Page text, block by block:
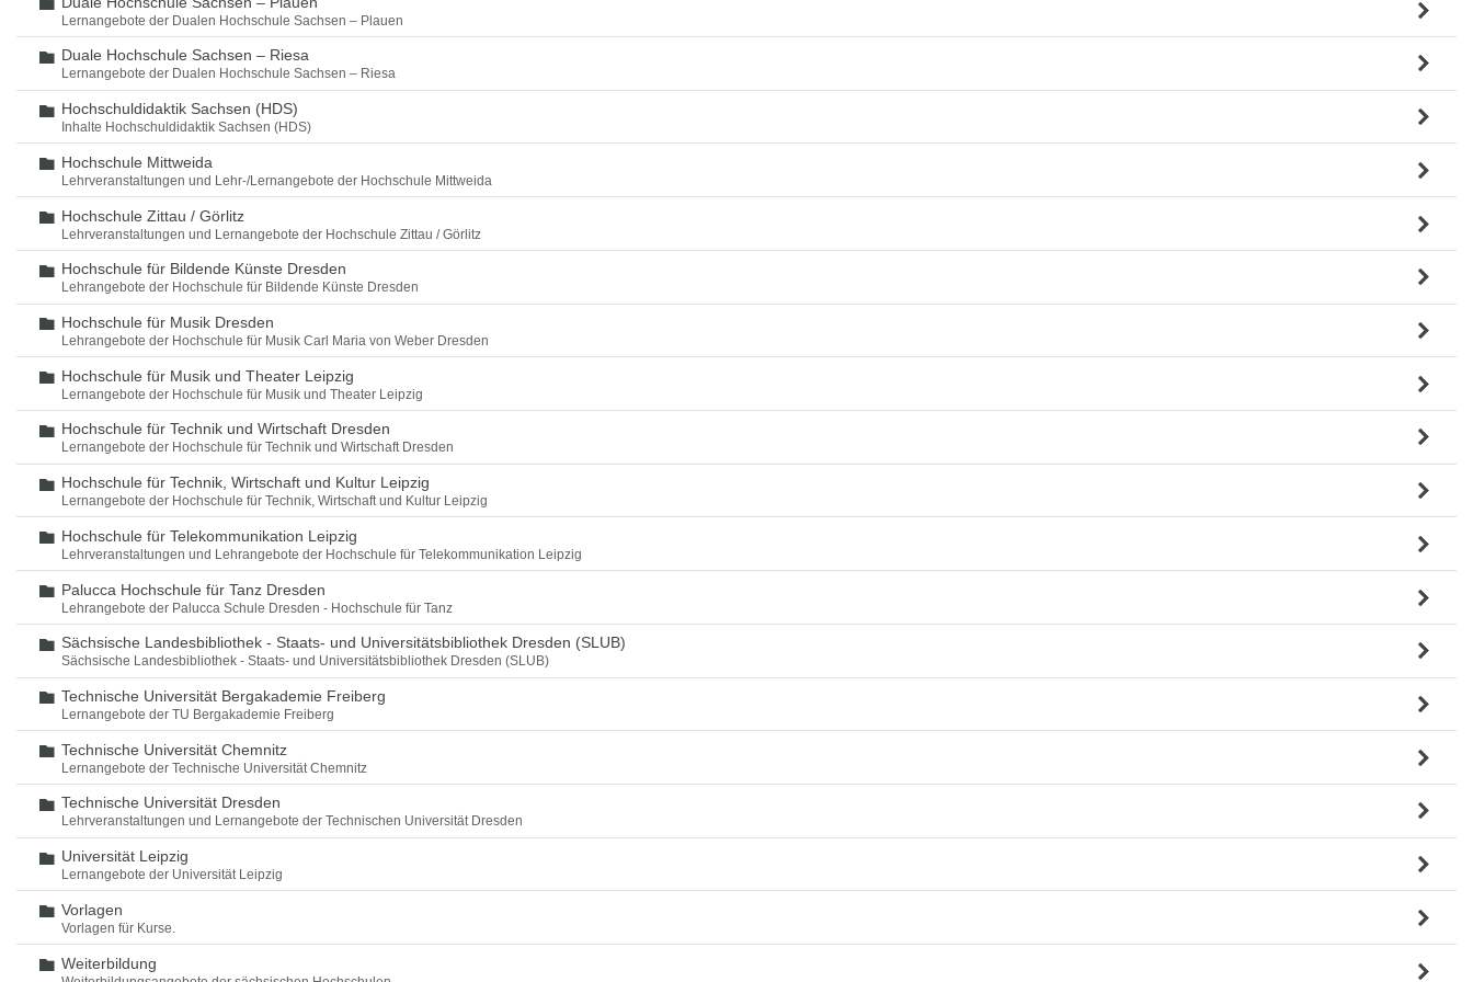
Lernangebote der Dualen Hochschule Sachsen – Plauen
Ordner
Duale Hochschule Sachsen – Riesa
Lernangebote der Dualen Hochschule Sachsen – Riesa
Ordner
Hochschuldidaktik Sachsen (HDS)
Inhalte Hochschuldidaktik Sachsen (HDS)
Ordner
Hochschule Mittweida
Lehrveranstaltungen und Lehr-/Lernangebote der Hochschule Mittweida
Ordner
Hochschule Zittau / Görlitz
Lehrveranstaltungen und Lernangebote der Hochschule Zittau / Görlitz
Ordner
Hochschule für Bildende Künste Dresden
Lehrangebote der Hochschule für Bildende Künste Dresden
Ordner
Hochschule für Musik Dresden
Lehrangebote der Hochschule für Musik Carl Maria von Weber Dresden
Ordner
Hochschule für Musik und Theater Leipzig
Lernangebote der Hochschule für Musik und Theater Leipzig
Ordner
Hochschule für Technik und Wirtschaft Dresden
Lernangebote der Hochschule für Technik und Wirtschaft Dresden
Ordner
Hochschule für Technik, Wirtschaft und Kultur Leipzig
Lernangebote der Hochschule für Technik, Wirtschaft und Kultur Leipzig
Ordner
Hochschule für Telekommunikation Leipzig
Lehrveranstaltungen und Lehrangebote der Hochschule für Telekommunikation Leipzig
Ordner
Palucca Hochschule für Tanz Dresden
Lehrangebote der Palucca Schule Dresden - Hochschule für Tanz
Ordner
Sächsische Landesbibliothek - Staats- und Universitätsbibliothek Dresden (SLUB)
Sächsische Landesbibliothek - Staats- und Universitätsbibliothek Dresden (SLUB)
Ordner
Technische Universität Bergakademie Freiberg
Lernangebote der TU Bergakademie Freiberg
Ordner
Technische Universität Chemnitz
Lernangebote der Technische Universität Chemnitz
Ordner
Technische Universität Dresden
Lehrveranstaltungen und Lernangebote der Technischen Universität Dresden
Ordner
Universität Leipzig
Lernangebote der Universität Leipzig
Ordner
Vorlagen
Vorlagen für Kurse.
Ordner
Weiterbildung